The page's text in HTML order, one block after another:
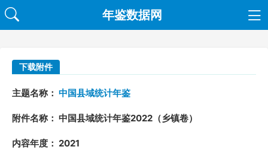
年鉴数据网
下载附件
主题名称： 中国县域统计年鉴
附件名称： 中国县域统计年鉴2022（乡镇卷）
内容年度： 2021